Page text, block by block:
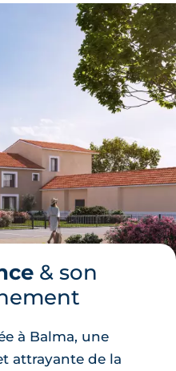
& son
à Balma, une
attrayante de la